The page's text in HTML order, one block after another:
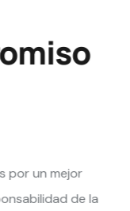
por un mejor
de la